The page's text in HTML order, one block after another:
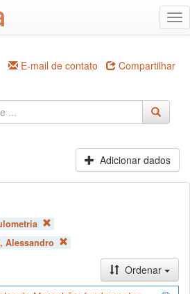
E-mail de contato Compartilhar
Adicionar dados
Alessandro
Ordenar